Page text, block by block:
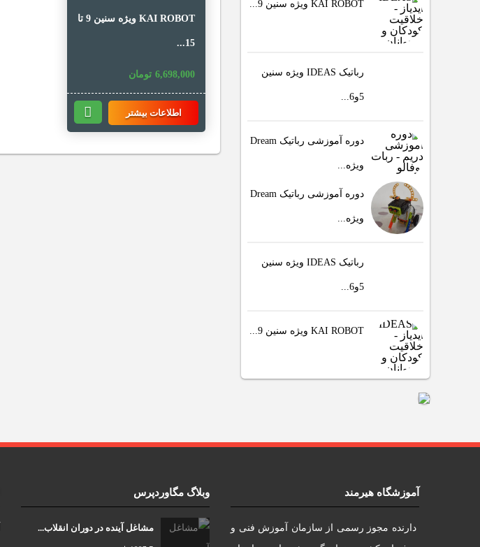
KAI ROBOT ویژه سنین 9 تا
15...
6,698,000 تومان
اطلاعات بیشتر
KAI ROBOT ویژه سنین 9...
رباتیک IDEAS ویژه سنین
5و6...
دوره آموزشی رباتیک Dream
ویژه...
دوره آموزشی رباتیک Dream
ویژه...
رباتیک IDEAS ویژه سنین
5و6...
KAI ROBOT ویژه سنین 9...
آموزشگاه هیرمند
دارنده مجوز رسمی از سازمان آموزش فنی و
وبلاگ مگاوردپرس
مشاغل آینده در دوران انقلاب...